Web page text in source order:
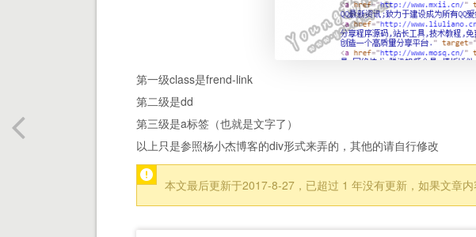
第一级class是frend-link
第二级是dd
第三级是a标签（也就是文字了）
以上只是参照杨小杰博客的div形式来弄的，其他的请自行修改
本文最后更新于2017-8-27，已超过 1 年没有更新，如果文章